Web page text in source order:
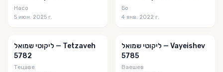
מעולפת ספירים
Насо
5 июн. 2025 г.
Бо
4 янв. 2022 г.
ליקוטי שמואל — Tetzaveh
5782
Тецаве
ליקוטי שמואל — Vayeishev
5785
Ваешев